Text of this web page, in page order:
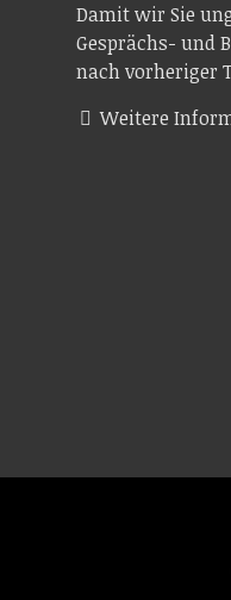
Damit wir Sie
Gesprächs- und
nach vorheriger
Weitere